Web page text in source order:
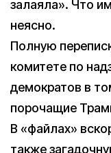
залаяла». Что
неясно.
Полную
комитете по
демократов в
порочащие
В «файлах»
также